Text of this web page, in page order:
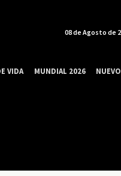
08 de Agosto de
VIDA MUNDIAL 2026